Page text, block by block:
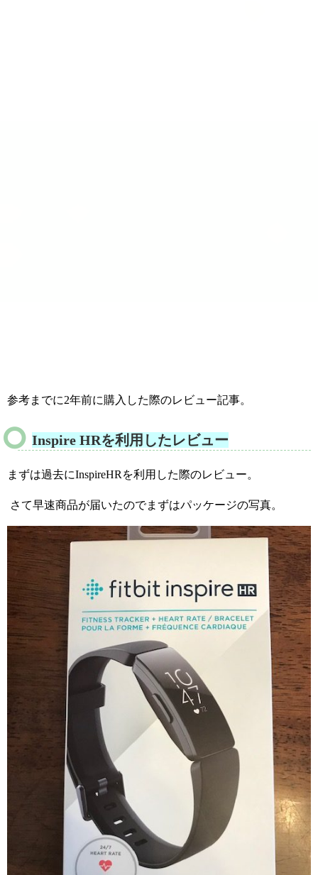
参考までに2年前に購入した際のレビュー記事。
Inspire HRを利用したレビュー
まずは過去にInspireHRを利用した際のレビュー。
さて早速商品が届いたのでまずはパッケージの写真。